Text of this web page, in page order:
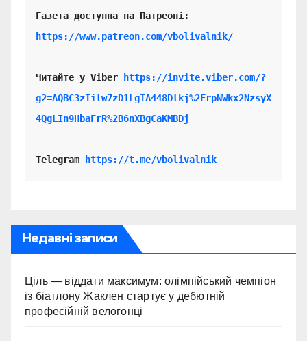
https://www.patreon.com/vbolivalnik/
Читайте у Viber
https://invite.viber.com/?
g2=AQBC3zIilw7zD1LgIA448Dlkj%2FrpNWkx2NzsyX
4QgLIn9HbaFrR%2B6nXBgCaKMBDj
Telegram https://t.me/vbolivalnik
Недавні записи
Ціль — віддати максимум: олімпійський чемпіон
із біатлону Жаклен стартує у дебютній
професійній велогонці